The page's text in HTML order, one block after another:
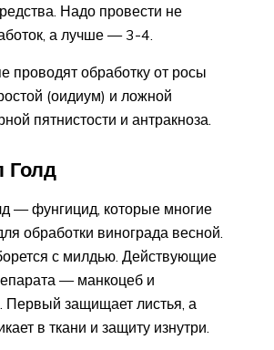
Надо провести не
а лучше — 3-4.
проводят обработку от росы
(оидиум) и ложной
пятнистости и антракноза.
Голд
— фунгицид, которые многие
обработки винограда весной.
с милдью. Действующие
— манкоцеб и
Первый защищает листья, а
в ткани и защиту изнутри.